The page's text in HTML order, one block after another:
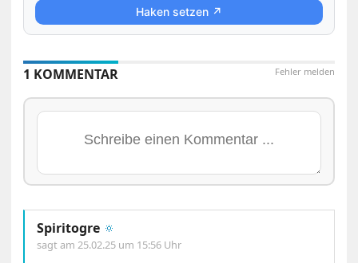
Haken setzen ↗
Fehler melden
1 KOMMENTAR
Spiritogre 🔅
sagt am25.02.25 um 15:56 Uhr